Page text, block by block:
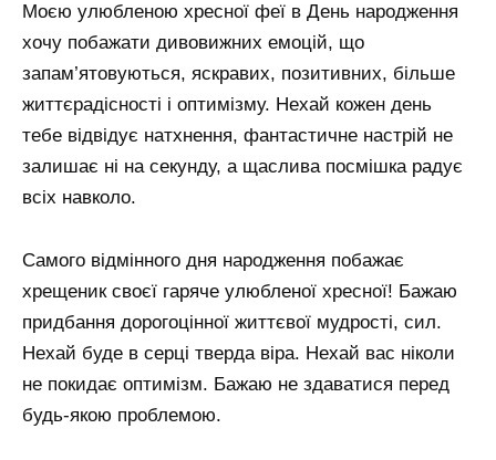
Моєю улюбленою хресної феї в День народження
хочу побажати дивовижних емоцій, що
запам’ятовуються, яскравих, позитивних, більше
життєрадісності і оптимізму. Нехай кожен день
тебе відвідує натхнення, фантастичне настрій не
залишає ні на секунду, а щаслива посмішка радує
всіх навколо.
Самого відмінного дня народження побажає
хрещеник своєї гаряче улюбленої хресної! Бажаю
придбання дорогоцінної життєвої мудрості, сил.
Нехай буде в серці тверда віра. Нехай вас ніколи
не покидає оптимізм. Бажаю не здаватися перед
будь-якою проблемою.